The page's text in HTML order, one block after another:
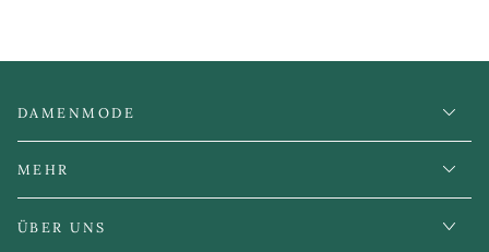
DAMENMODE
MEHR
ÜBER UNS